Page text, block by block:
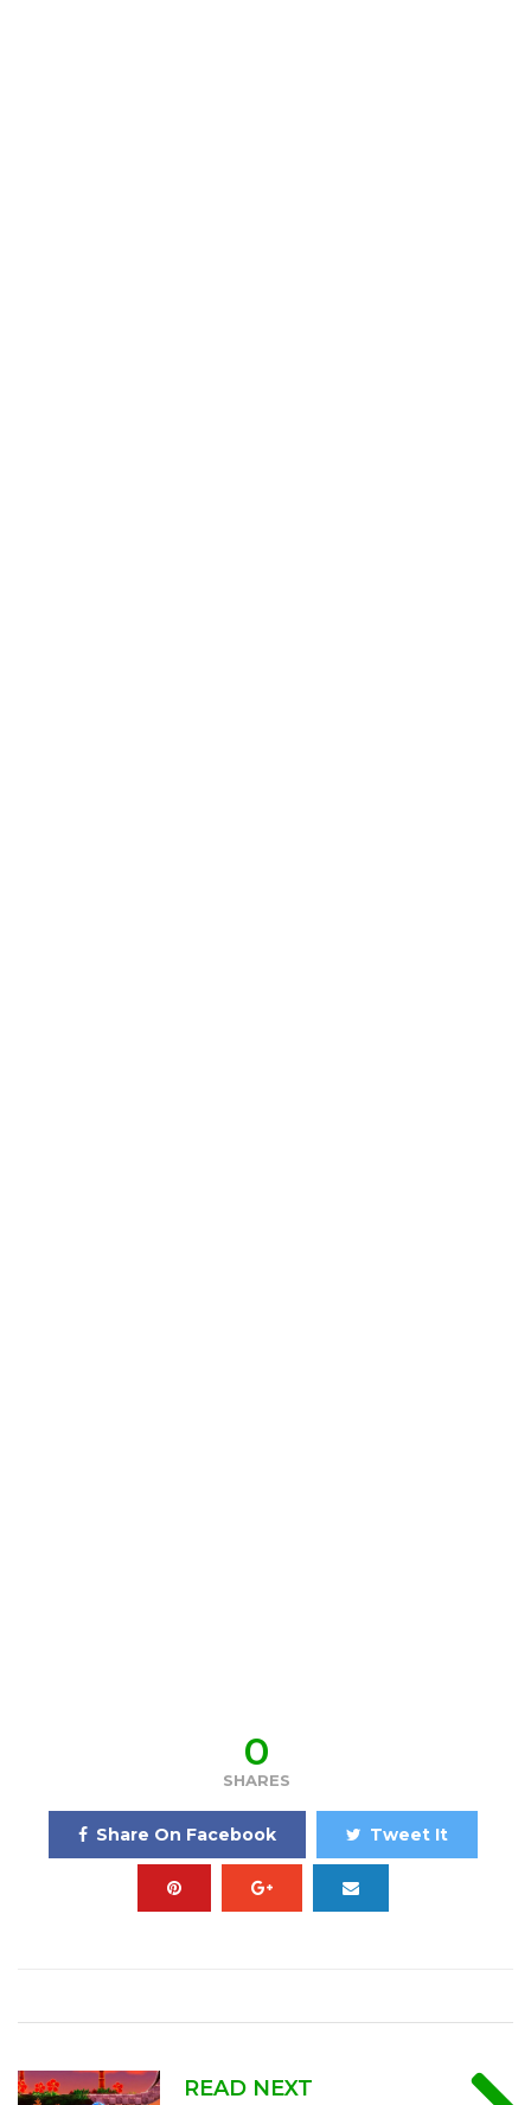
0
SHARES
Share On Facebook Tweet It
READ NEXT